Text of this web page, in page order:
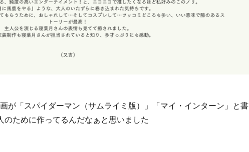
が「スパイダーマン（サムライミ版）」「マイ・インターン」と書
ために作ってるんだなぁと思いました